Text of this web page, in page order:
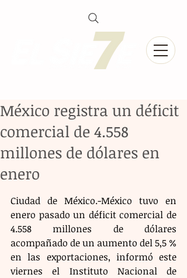
México registra un déficit
comercial de 4.558
millones de dólares en
enero
Ciudad de México.-México tuvo en
enero pasado un déficit comercial de
4.558 millones de dólares
acompañado de un aumento del 5,5 %
en las exportaciones, informó este
viernes el Instituto Nacional de